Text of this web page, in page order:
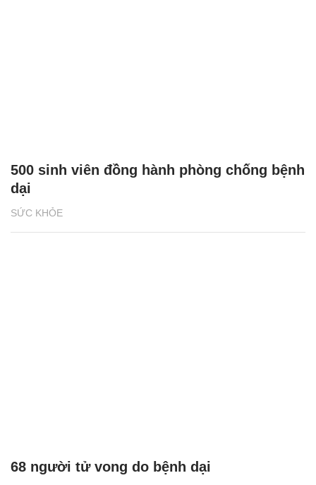
SỨC KHỎE
500 sinh viên đồng hành phòng chống bệnh
dại
68 người tử vong do bệnh dại